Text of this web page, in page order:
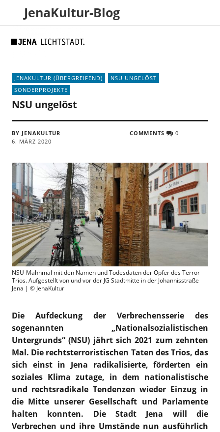
map
JenaKultur-Blog
JENAKULTUR (ÜBERGREIFEND)
NSU UNGELÖST
SONDERPROJEKTE
NSU ungelöst
BY JENAKULTUR
6. MÄRZ 2020
COMMENTS 0
NSU-Mahnmal mit den Namen und Todesdaten der Opfer des Terror-
Trios. Aufgestellt von und vor der JG Stadtmitte in der Johannisstraße
Jena | © JenaKultur
Die Aufdeckung der Verbrechensserie des
sogenannten „Nationalsozialistischen
Untergrunds“ (NSU) jährt sich 2021 zum zehnten
Mal. Die rechtsterroristischen Taten des Trios, das
sich einst in Jena radikalisierte, förderten ein
soziales Klima zutage, in dem nationalistische
und rechtsradikale Tendenzen wieder Einzug in
die Mitte unserer Gesellschaft und Parlamente
halten konnten. Die Stadt Jena will die
Verbrechen und ihre Umstände nun ausführlich